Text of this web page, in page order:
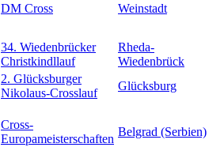
DM Cross Weinstadt
34. Wiedenbrücker
Christkindllauf
Rheda-
Wiedenbrück
2. Glücksburger
Nikolaus-Crosslauf
Glücksburg
Cross-
Europameisterschaften
Belgrad (Serbien)